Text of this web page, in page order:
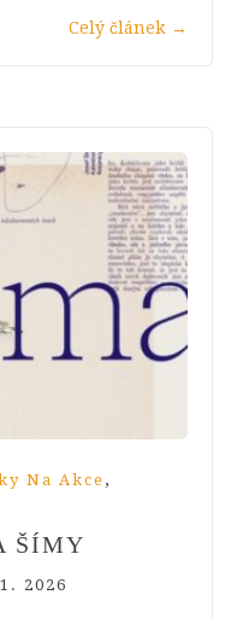
Celý článek →
Na Akce ,
ŠÍMY
2026